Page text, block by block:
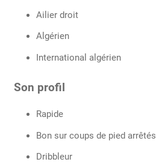
Ailier droit
Algérien
International algérien
Son profil
Rapide
Bon sur coups de pied arrêtés
Dribbleur